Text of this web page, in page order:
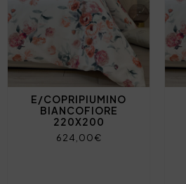
E/COPRIPIUMINO
BIANCOFIORE
220X200
624,00€